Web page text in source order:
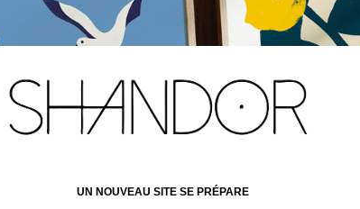
UN NOUVEAU SITE SE PRÉPARE